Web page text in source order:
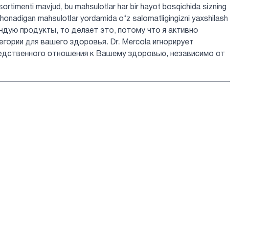
mavjud, bu mahsulotlar har bir hayot bosqichida sizning
mahsulotlar yordamida o‘z salomatligingizni yaxshilash
продукты, то делает это, потому что я активно
для вашего здоровья. Dr. Mercola игнорирует
отношения к Вашему здоровью, независимо от